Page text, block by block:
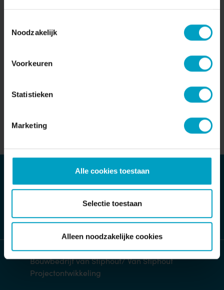
Noodzakelijk
Voorkeuren
Statistieken
Marketing
Alle cookies toestaan
Selectie toestaan
Alleen noodzakelijke cookies
Extra mooi: Ronny heeft zijn timmermansgenen
leermeester.
Stuur bericht
Bouwbedrijf van Stiphout/ Van Stiphout
Projectontwikkeling